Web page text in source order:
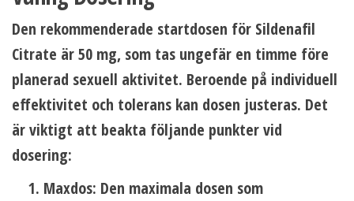
Den rekommenderade startdosen för Sildenafil
Citrate är 50 mg, som tas ungefär en timme före
planerad sexuell aktivitet. Beroende på individuell
effektivitet och tolerans kan dosen justeras. Det
är viktigt att beakta följande punkter vid
dosering:
Maxdos: Den maximala dosen som